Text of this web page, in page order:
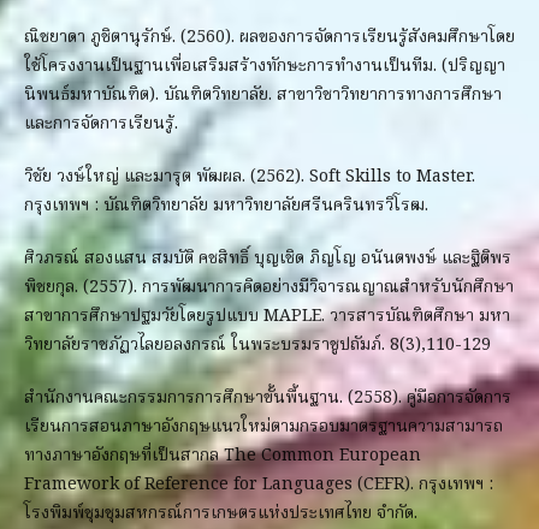
ณิชยาดา ภูชิตานุรักษ์. (2560). ผลของการจัดการเรียนรู้สังคมศึกษาโดย
ใช้โครงงานเป็นฐานเพื่อเสริมสร้างทักษะการทำงานเป็นทีม. (ปริญญา
นิพนธ์มหาบัณฑิต). บัณฑิตวิทยาลัย. สาขาวิชาวิทยาการทางการศึกษา
และการจัดการเรียนรู้.
วิชัย วงษ์ใหญ่ และมารุต พัฒผล. (2562). Soft Skills to Master.
กรุงเทพฯ : บัณฑิตวิทยาลัย มหาวิทยาลัยศรีนครินทรวิโรฒ.
ศิวภรณ์ สองแสน สมบัติ คชสิทธิ์ บุญเชิด ภิญโญ อนันตพงษ์ และฐิติพร
พิชยกุล. (2557). การพัฒนาการคิดอย่างมีวิจารณญาณสำหรับนักศึกษา
สาขาการศึกษาปฐมวัยโดยรูปแบบ MAPLE. วารสารบัณฑิตศึกษา มหา
วิทยาลัยราชภัฏวไลยอลงกรณ์ ในพระบรมราชูปถัมภ์. 8(3),110-129
สำนักงานคณะกรรมการการศึกษาขั้นพื้นฐาน. (2558). คู่มือการจัดการ
เรียนการสอนภาษาอังกฤษแนวใหม่ตามกรอบมาตรฐานความสามารถ
ทางภาษาอังกฤษที่เป็นสากล The Common European
Framework of Reference for Languages (CEFR). กรุงเทพฯ :
โรงพิมพ์ชุมชุมสหกรณ์การเกษตรแห่งประเทศไทย จำกัด.